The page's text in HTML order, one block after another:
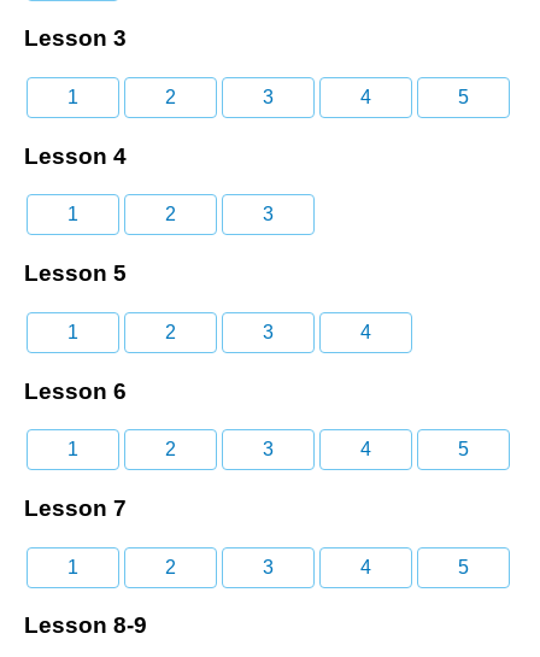
Lesson 3
1 2 3 4 5
Lesson 4
1 2 3
Lesson 5
1 2 3 4
Lesson 6
1 2 3 4 5
Lesson 7
1 2 3 4 5
Lesson 8-9